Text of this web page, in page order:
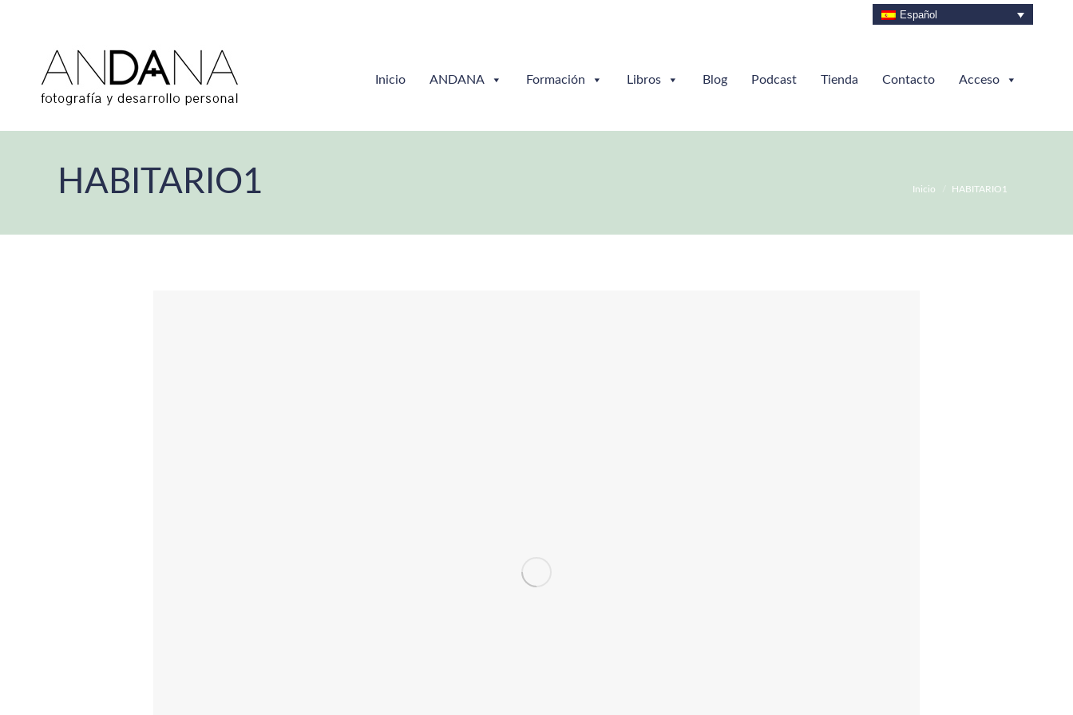
Español
Inicio ANDANA Formación Libros Blog Podcast Tienda Contacto Acceso
HABITARIO1 Inicio HABITARIO1